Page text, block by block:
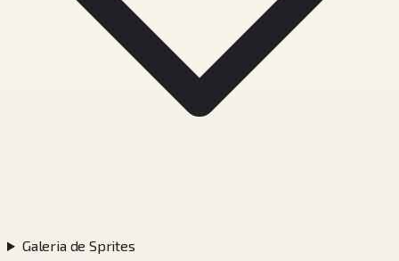
Galeria de Sprites